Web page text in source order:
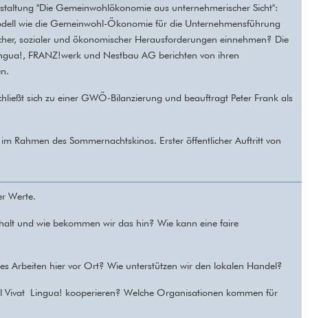
"Die Gemeinwohlökonomie aus unternehmerischer Sicht":
wie die Gemeinwohl-Ökonomie für die Unternehmensführung
sozialer und ökonomischer Herausforderungen einnehmen? Die
FRANZ!werk und Nestbau AG berichten von ihren
sich zu einer GWÖ-Bilanzierung und beauftragt Peter Frank als
Rahmen des Sommernachtskinos. Erster öffentlicher Auftritt von
Werte.
und wie bekommen wir das hin? Wie kann eine faire
Arbeiten hier vor Ort? Wie unterstützen wir den lokalen Handel?
Vivat Lingua! kooperieren? Welche Organisationen kommen für